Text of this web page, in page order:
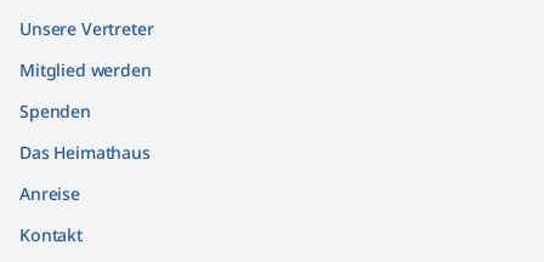
Unsere Vertreter
Mitglied werden
Spenden
Das Heimathaus
Anreise
Kontakt